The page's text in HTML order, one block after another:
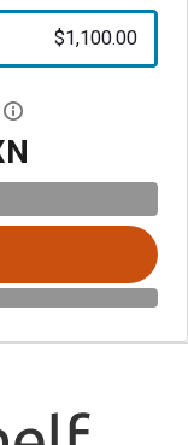
$1,100.00
Abre el cuadro de